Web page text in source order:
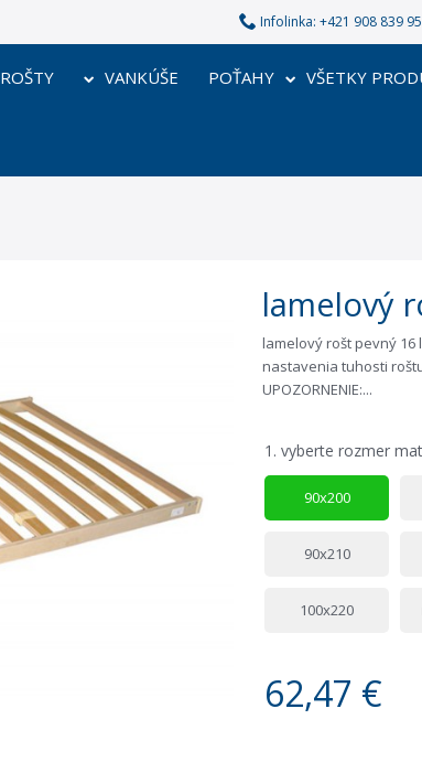
Infolinka: +421 908 839
ROŠTY VANKÚŠE POŤAHY VŠETKY
lamelový
lamelový rošt pevný
nastavenia tuhosti
UPOZORNENIE:...
1. vyberte rozmer
90x200
90x210
100x220
62,47 €